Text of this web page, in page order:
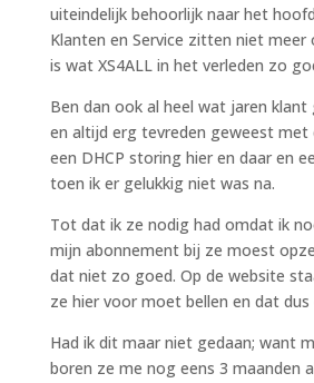
uiteindelijk behoorlijk naar het
Klanten en Service zitten niet meer
is wat XS4ALL in het verleden zo
Ben dan ook al heel wat jaren klant
en altijd erg tevreden geweest met
een DHCP storing hier en daar en
toen ik er gelukkig niet was na.
Tot dat ik ze nodig had omdat ik
mijn abonnement bij ze moest
dat niet zo goed. Op de website
ze hier voor moet bellen en dat
Had ik dit maar niet gedaan; want
boren ze me nog eens 3 maanden